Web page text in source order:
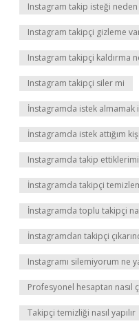
Instagram takip isteği
Instagram takipçi gizleme
Instagram takipçi kaldırma
Instagram takipçi siler mi
İnstagramda istek almamak
İnstagramda istek attığım
Instagramda takip ettiklerimi
İnstagramda takipçi
İnstagramda toplu takipçi
İnstagramdan takipçi
Instagramı silemiyorum ne
Profesyonel hesaptan nasıl
Takipçi temizliği nasıl yapılır